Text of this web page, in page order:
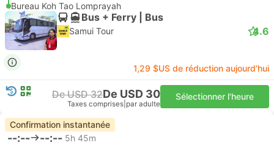
Bureau Koh Tao Lomprayah
Bus + Ferry | Bus
Samui Tour 4.6
1,29 $US de réduction aujourd’hui
De USD 32De USD 30
Taxes comprises par adulte
Sélectionner l'heure
Confirmation instantanée
--:-- --:-- 5h 45m